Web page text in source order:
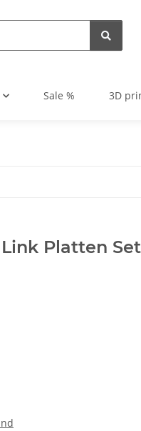
Sale % 3D
Platten